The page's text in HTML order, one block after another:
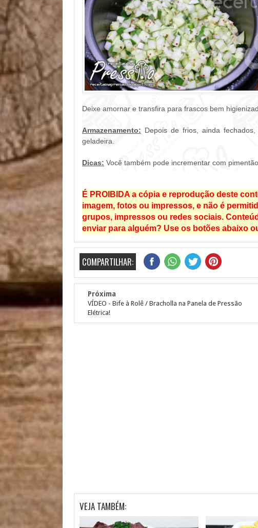
Deixe amornar e transfira para frascos bem
Armazenamento: Depois de frios, ainda
geladeira.
Dicas: Você também pode incrementar com
É PROIBIDA a cópia e reprodução deste
imagem, fotos ou impressos, e não é
grupos, impressos ou redes sociais.
enviar para alguém? Use os botões abaixo
COMPARTILHAR:
Próxima
VÍDEO - Bife à Rolê / Bracholla na Panela de Pressão
Elétrica!
VEJA TAMBÉM: